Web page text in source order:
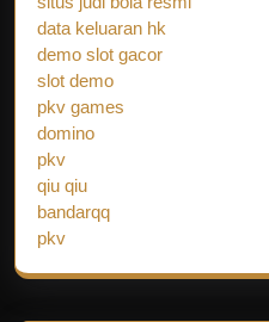
data keluaran hk
demo slot gacor
slot demo
pkv games
domino
pkv
qiu qiu
bandarqq
pkv